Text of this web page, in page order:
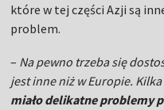
które w tej części Azji są
problem.
– Na pewno trzeba się
jest inne niż w Europie.
miało delikatne problemy